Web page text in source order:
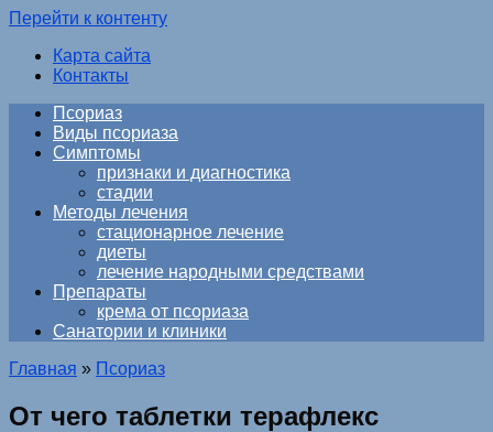
Перейти к контенту
Карта сайта
Контакты
Псориаз
Виды псориаза
Симптомы
признаки и диагностика
стадии
Методы лечения
стационарное лечение
диеты
лечение народными средствами
Препараты
крема от псориаза
Санатории и клиники
Главная » Псориаз
От чего таблетки терафлекс